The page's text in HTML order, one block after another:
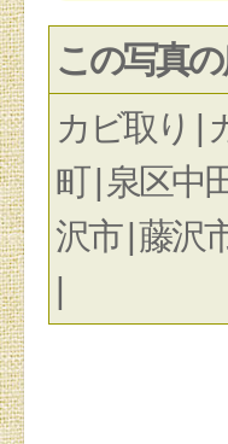
この写真
カビ取り |
町 | 泉区中
沢市 | 藤沢
|